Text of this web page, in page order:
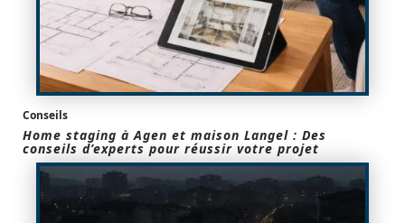
Conseils
Home staging à Agen et maison Langel : Des
conseils d’experts pour réussir votre projet